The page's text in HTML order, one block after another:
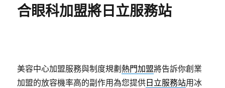
合眼科加盟將日立服務站
美容中心加盟服務與制度規劃 熱門加盟將告訴你創業
加盟的放容機率高的副作用為您提供 日立服務站用冰